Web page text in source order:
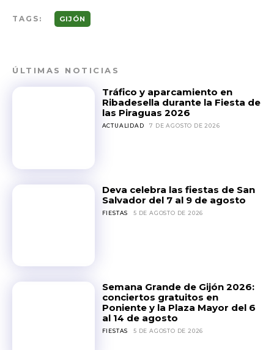
TAGS: GIJÓN
ÚLTIMAS NOTICIAS
Tráfico y aparcamiento en
Ribadesella durante la Fiesta de
las Piraguas 2026
ACTUALIDAD 7 DE AGOSTO DE 2026
Deva celebra las fiestas de San
Salvador del 7 al 9 de agosto
FIESTAS 5 DE AGOSTO DE 2026
Semana Grande de Gijón 2026:
conciertos gratuitos en
Poniente y la Plaza Mayor del 6
al 14 de agosto
FIESTAS 5 DE AGOSTO DE 2026